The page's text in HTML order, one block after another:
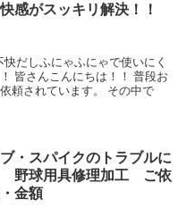
感がスッキリ解決！！
だしふにゃふにゃで使いにく
皆さんこんにちは！！ 普段お
頼されています。 その中で
・スパイクのトラブルに
野球用具修理加工 ご依
金額